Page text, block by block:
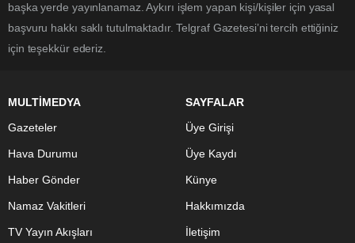
başka yerde yayınlanamaz. Aykırı işlem yapan kişi/kişiler için yasal
başvuru hakkı saklı tutulmaktadır. Telgraf Gazetesi’ni tercih ettiğiniz
için teşekkür ederiz.
MULTİMEDYA
Gazeteler
Hava Durumu
Haber Gönder
Namaz Vakitleri
TV Yayın Akışları
SAYFALAR
Üye Girişi
Üye Kaydı
Künye
Hakkımızda
İletişim